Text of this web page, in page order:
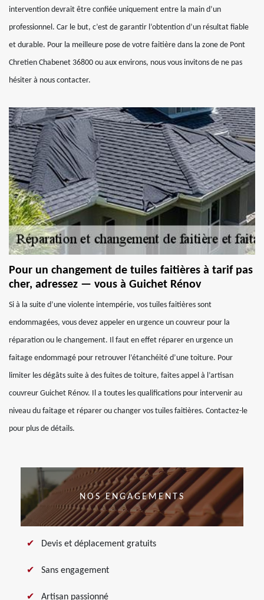
intervention devrait être confiée uniquement entre la main d’un
professionnel. Car le but, c’est de garantir l’obtention d’un résultat fiable
et durable. Pour la meilleure pose de votre faitière dans la zone de Pont
Chretien Chabenet 36800 ou aux environs, nous vous invitons de ne pas
hésiter à nous contacter.
Pour un changement de tuiles faitières à tarif pas
cher, adressez — vous à Guichet Rénov
Si à la suite d’une violente intempérie, vos tuiles faitières sont
endommagées, vous devez appeler en urgence un couvreur pour la
réparation ou le changement. Il faut en effet réparer en urgence un
faitage endommagé pour retrouver l’étanchéité d’une toiture. Pour
limiter les dégâts suite à des fuites de toiture, faites appel à l’artisan
couvreur Guichet Rénov. Il a toutes les qualifications pour intervenir au
niveau du faitage et réparer ou changer vos tuiles faitières. Contactez-le
pour plus de détails.
NOS ENGAGEMENTS
Devis et déplacement gratuits
Sans engagement
Artisan passionné